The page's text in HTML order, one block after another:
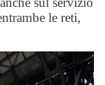
le reti,